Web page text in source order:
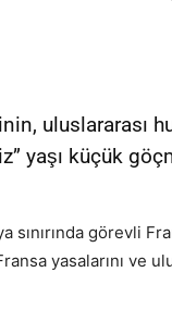
uluslararası
yaşı küçük
sınırında görevli
yasalarını ve